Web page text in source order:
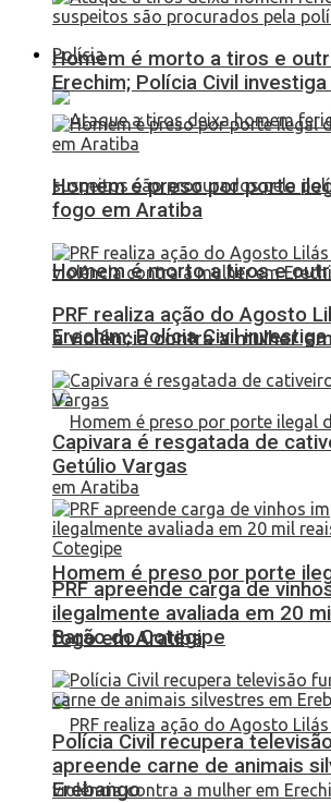
Polícia
Homem é morto a tiros e
Erechim; Polícia Civil
Homem é preso por porte
fogo em Aratiba
Homem é morto a tiros e
Erechim; Polícia Civil
Homem é preso por porte
fogo em Aratiba
PRF realiza ação do Agosto
à violência contra a mulher
Capivara é resgatada de
Getúlio Vargas
PRF apreende carga de
ilegalmente avaliada em 20
Barão do Cotegipe
Polícia Civil recupera
apreende carne de animais
Erebango